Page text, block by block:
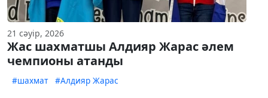
21 сәуір, 2026
Жас шахматшы Алдияр Жарас әлем
чемпионы атанды
#шахмат #Алдияр Жарас